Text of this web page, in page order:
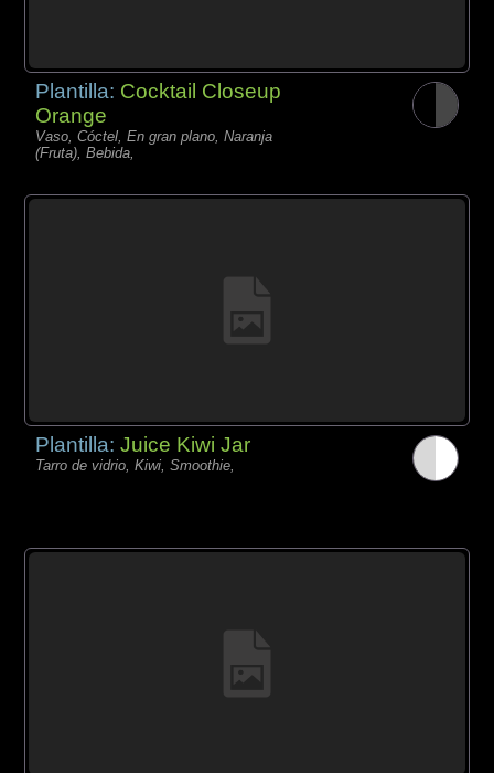
Plantilla: Cocktail Closeup
Orange
Vaso, Cóctel, En gran plano, Naranja
(Fruta), Bebida,
Plantilla:Juice Kiwi Jar
Tarro de vidrio, Kiwi, Smoothie,